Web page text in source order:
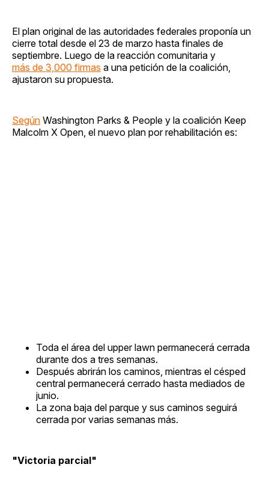
El plan original de las autoridades federales proponía un
cierre total desde el 23 de marzo hasta finales de
septiembre. Luego de la reacción comunitaria y
más de 3,000 firmas a una petición de la coalición,
ajustaron su propuesta.
Según Washington Parks & People y la coalición Keep
Malcolm X Open, el nuevo plan por rehabilitación es:
Toda el área del upper lawn permanecerá cerrada
durante dos a tres semanas.
Después abrirán los caminos, mientras el césped
central permanecerá cerrado hasta mediados de
junio.
La zona baja del parque y sus caminos seguirá
cerrada por varias semanas más.
"Victoria parcial"